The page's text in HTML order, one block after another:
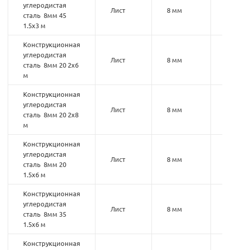
углеродистая
сталь 8мм 45
1.5х3 м
Лист 8 мм
Конструкционная
углеродистая
сталь 8мм 20 2х6
м
Лист 8 мм
Конструкционная
углеродистая
сталь 8мм 20 2х8
м
Лист 8 мм
Конструкционная
углеродистая
сталь 8мм 20
1.5х6 м
Лист 8 мм
Конструкционная
углеродистая
сталь 8мм 35
1.5х6 м
Лист 8 мм
Конструкционная